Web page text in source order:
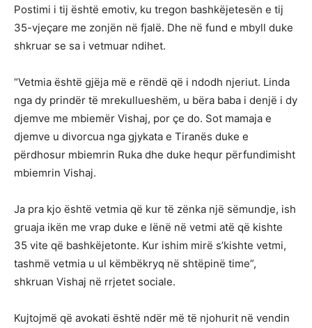
Postimi i tij është emotiv, ku tregon bashkëjetesën e tij
35-vjeçare me zonjën në fjalë. Dhe në fund e mbyll duke
shkruar se sa i vetmuar ndihet.
“Vetmia është gjëja më e rëndë që i ndodh njeriut. Linda
nga dy prindër të mrekullueshëm, u bëra baba i denjë i dy
djemve me mbiemër Vishaj, por çe do. Sot mamaja e
djemve u divorcua nga gjykata e Tiranës duke e
përdhosur mbiemrin Ruka dhe duke hequr përfundimisht
mbiemrin Vishaj.
Ja pra kjo është vetmia që kur të zënka një sëmundje, ish
gruaja ikën me vrap duke e lënë në vetmi atë që kishte
35 vite që bashkëjetonte. Kur ishim mirë s’kishte vetmi,
tashmë vetmia u ul këmbëkryq në shtëpinë time”,
shkruan Vishaj në rrjetet sociale.
Kujtojmë që avokati është ndër më të njohurit në vendin